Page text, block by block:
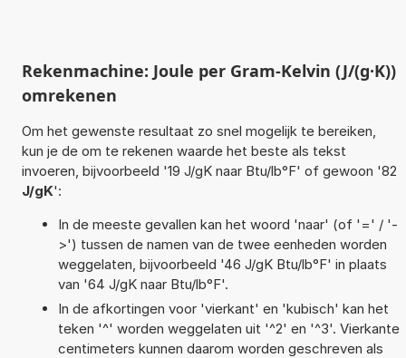
Rekenmachine: Joule per Gram-Kelvin (J/(g·K))
omrekenen
Om het gewenste resultaat zo snel mogelijk te bereiken,
kun je de om te rekenen waarde het beste als tekst
invoeren, bijvoorbeeld '19 J/gK naar Btu/lb°F' of gewoon '82
J/gK':
In de meeste gevallen kan het woord 'naar' (of '=' / '-
>') tussen de namen van de twee eenheden worden
weggelaten, bijvoorbeeld '46 J/gK Btu/lb°F' in plaats
van '64 J/gK naar Btu/lb°F'.
In de afkortingen voor 'vierkant' en 'kubisch' kan het
teken '^' worden weggelaten uit '^2' en '^3'. Vierkante
centimeters kunnen daarom worden geschreven als